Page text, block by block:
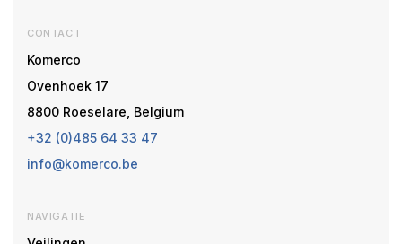
CONTACT
Komerco
Ovenhoek 17
8800 Roeselare, Belgium
+32 (0)485 64 33 47
info@komerco.be
NAVIGATIE